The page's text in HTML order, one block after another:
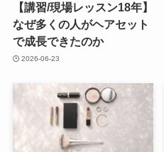
【講習/現場レッスン18年】
なぜ多くの人がヘアセット
で成長できたのか
2026-06-23